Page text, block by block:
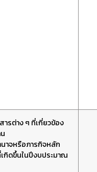
ารต่าง ๆ ที่เกี่ยวข้อง
าจหรือภารกิจหลัก
กิดขึ้นในปีงบประมาณ